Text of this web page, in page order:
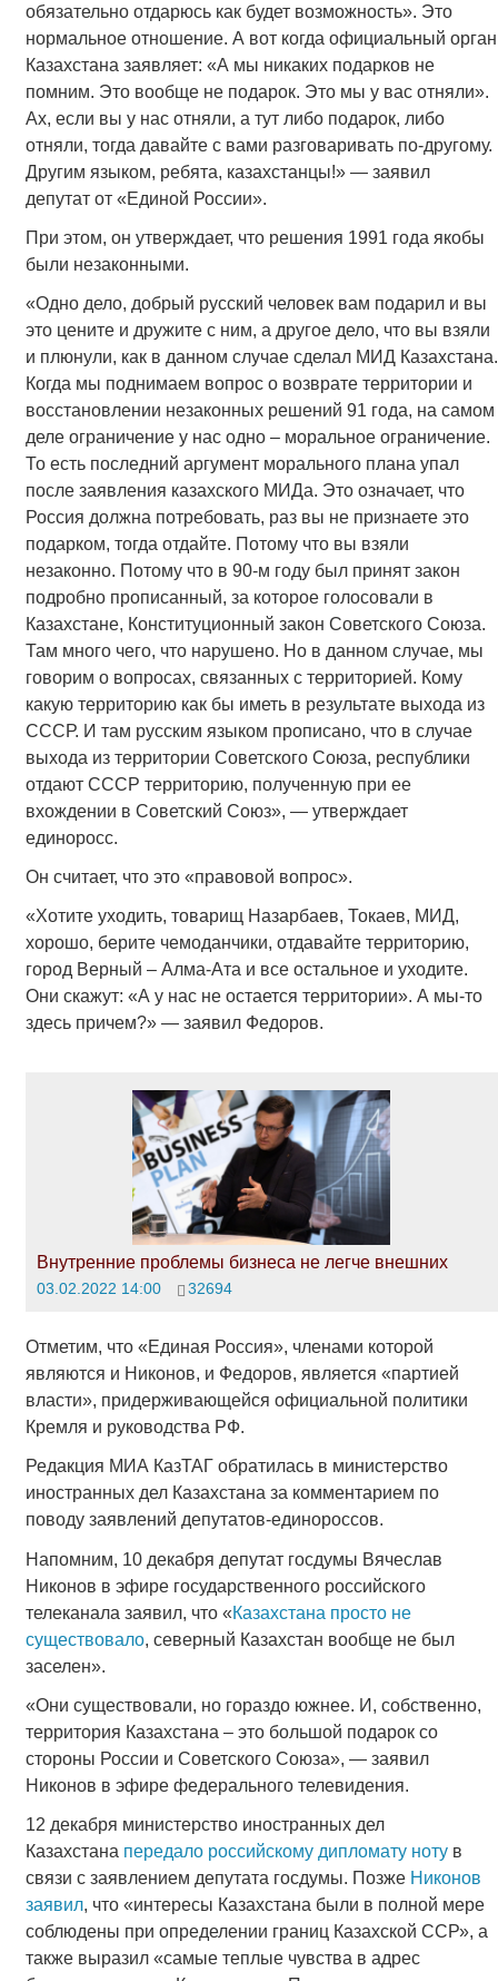
обязательно отдарюсь как будет возможность». Это
нормальное отношение. А вот когда официальный орган
Казахстана заявляет: «А мы никаких подарков не
помним. Это вообще не подарок. Это мы у вас отняли».
Ах, если вы у нас отняли, а тут либо подарок, либо
отняли, тогда давайте с вами разговаривать по-другому.
Другим языком, ребята, казахстанцы!» — заявил
депутат от «Единой России».
При этом, он утверждает, что решения 1991 года якобы
были незаконными.
«Одно дело, добрый русский человек вам подарил и вы
это цените и дружите с ним, а другое дело, что вы взяли
и плюнули, как в данном случае сделал МИД Казахстана.
Когда мы поднимаем вопрос о возврате территории и
восстановлении незаконных решений 91 года, на самом
деле ограничение у нас одно – моральное ограничение.
То есть последний аргумент морального плана упал
после заявления казахского МИДа. Это означает, что
Россия должна потребовать, раз вы не признаете это
подарком, тогда отдайте. Потому что вы взяли
незаконно. Потому что в 90-м году был принят закон
подробно прописанный, за которое голосовали в
Казахстане, Конституционный закон Советского Союза.
Там много чего, что нарушено. Но в данном случае, мы
говорим о вопросах, связанных с территорией. Кому
какую территорию как бы иметь в результате выхода из
СССР. И там русским языком прописано, что в случае
выхода из территории Советского Союза, республики
отдают СССР территорию, полученную при ее
вхождении в Советский Союз», — утверждает
единоросс.
Он считает, что это «правовой вопрос».
«Хотите уходить, товарищ Назарбаев, Токаев, МИД,
хорошо, берите чемоданчики, отдавайте территорию,
город Верный – Алма-Ата и все остальное и уходите.
Они скажут: «А у нас не остается территории». А мы-то
здесь причем?» — заявил Федоров.
Внутренние проблемы бизнеса не легче внешних
03.02.2022 14:00 32694
Отметим, что «Единая Россия», членами которой
являются и Никонов, и Федоров, является «партией
власти», придерживающейся официальной политики
Кремля и руководства РФ.
Редакция МИА КазТАГ обратилась в министерство
иностранных дел Казахстана за комментарием по
поводу заявлений депутатов-единороссов.
Напомним, 10 декабря депутат госдумы Вячеслав
Никонов в эфире государственного российского
телеканала заявил, что «Казахстана просто не
существовало, северный Казахстан вообще не был
заселен».
«Они существовали, но гораздо южнее. И, собственно,
территория Казахстана – это большой подарок со
стороны России и Советского Союза», — заявил
Никонов в эфире федерального телевидения.
12 декабря министерство иностранных дел
Казахстана передало российскому дипломату нотув
связи с заявлением депутата госдумы. Позже Никонов
заявил, что «интересы Казахстана были в полной мере
соблюдены при определении границ Казахской ССР», а
также выразил «самые теплые чувства в адрес